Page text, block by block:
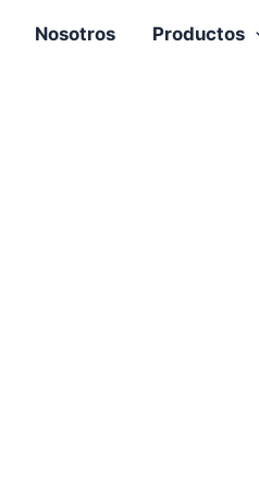
Nosotros Productos